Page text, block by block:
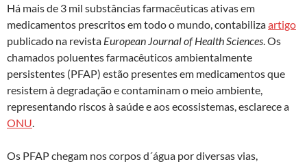
Há mais de 3 mil substâncias farmacêuticas ativas em
medicamentos prescritos em todo o mundo, contabilizaartigo
publicado na revista European Journal of Health Sciences. Os
chamados poluentes farmacêuticos ambientalmente
persistentes (PFAP) estão presentes em medicamentos que
resistem à degradação e contaminam o meio ambiente,
representando riscos à saúde e aos ecossistemas, esclarece a
ONU.
Os PFAP chegam nos corpos d´água por diversas vias,